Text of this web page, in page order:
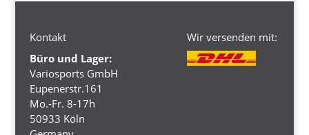
Kontakt
Büro und Lager:
Variosports GmbH
Eupenerstr.161
Mo.-Fr. 8-17h
50933 Köln
Wir versenden mit: